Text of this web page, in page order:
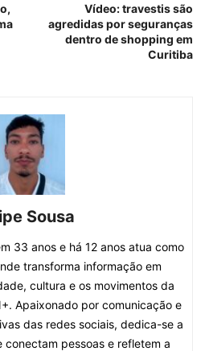
Vídeo: travestis são
agredidas por seguranças
dentro de shopping em
Curitiba
Sousa
33 anos e há 12 anos atua como
transforma informação em
cultura e os movimentos da
Apaixonado por comunicação e
das redes sociais, dedica-se a
pessoas e refletem a